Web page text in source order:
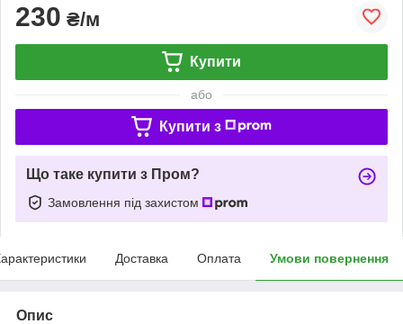
230 ₴/м
Купити
або
Купити з
Що таке купити з Пром?
Замовлення під захистом
Доставка Оплата Умови повернення
Опис